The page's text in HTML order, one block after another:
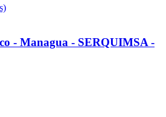
- Managua - SERQUIMSA -